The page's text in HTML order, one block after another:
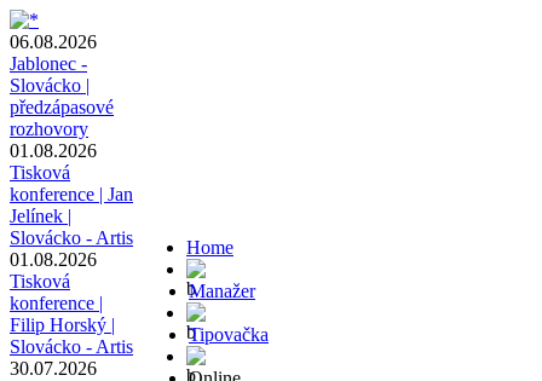
06.08.2026
Jablonec -
Slovácko |
předzápasové
rozhovory
01.08.2026
Tisková
konference | Jan
Jelínek |
Slovácko - Artis
01.08.2026
Tisková
konference |
Filip Horský |
Slovácko - Artis
30.07.2026
Home
Manažer
Tipovačka